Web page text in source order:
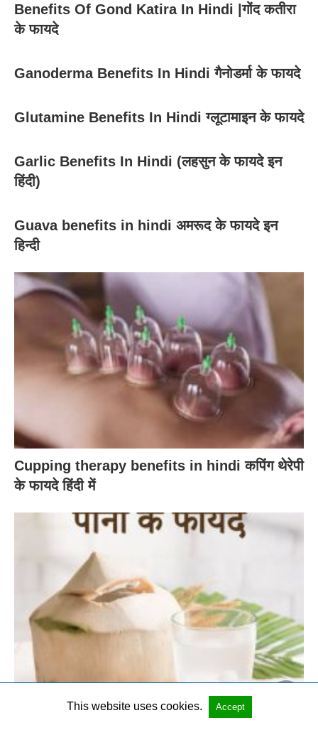
Benefits Of Gond Katira In Hindi |गोंद कतीरा
के फायदे
Ganoderma Benefits In Hindi गैनोडर्मा के फायदे
Glutamine Benefits In Hindi ग्लूटामाइन के फायदे
Garlic Benefits In Hindi (लहसुन के फायदे इन
हिंदी)
Guava benefits in hindi अमरूद के फायदे इन
हिन्दी
Cupping therapy benefits in hindi कपिंग थेरेपी
के फायदे हिंदी में
Coconut water benefits in hindi नारियल पानी
This website uses cookies. Accept